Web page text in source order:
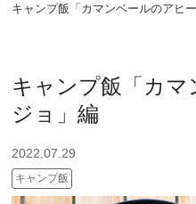
キャンプ飯「カマンベールのアヒ
キャンプ飯「カ
ジョ」編
2022.07.29
キャンプ飯